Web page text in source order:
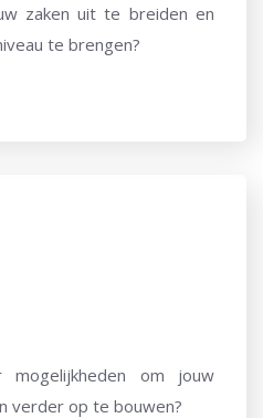
zaken uit te breiden en
te brengen?
om jouw
verder op te bouwen?